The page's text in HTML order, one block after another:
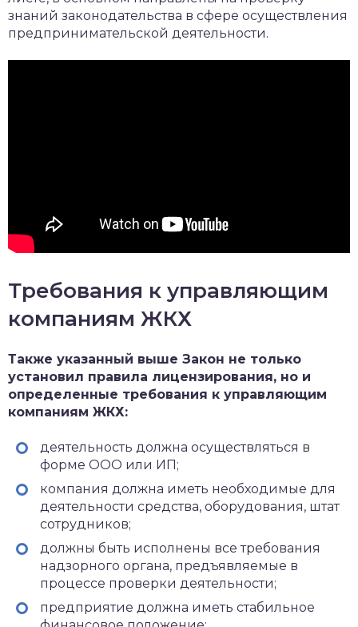
знаний законодательства в сфере осуществления
предпринимательской деятельности.
Требования к управляющим
компаниям ЖКХ
Также указанный выше Закон не только
установил правила лицензирования, но и
определенные требования к управляющим
компаниям ЖКХ:
деятельность должна осуществляться в
форме ООО или ИП;
компания должна иметь необходимые для
деятельности средства, оборудования, штат
сотрудников;
должны быть исполнены все требования
надзорного органа, предъявляемые в
процессе проверки деятельности;
предприятие должна иметь стабильное